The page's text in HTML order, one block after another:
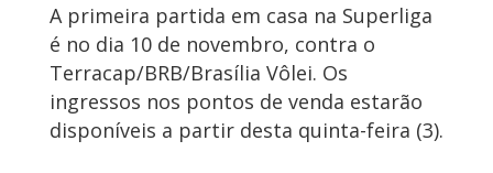
A primeira partida em casa na Superliga
é no dia 10 de novembro, contra o
Terracap/BRB/Brasília Vôlei. Os
ingressos nos pontos de venda estarão
disponíveis a partir desta quinta-feira (3).